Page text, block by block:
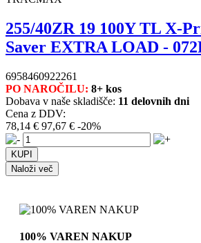
255/40ZR 19 100Y TL X-
Saver EXTRA LOAD -
6958460922261
PO NAROČILU: 8+ kos
Dobava v naše skladišče: 11 delovnih dni
Cena z DDV:
78,14 € 97,67 € -20%
Naloži več
100% VAREN NAKUP